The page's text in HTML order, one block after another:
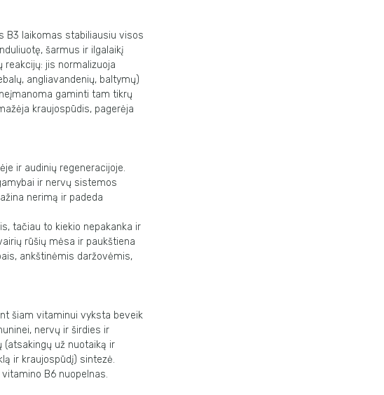
B3 laikomas stabiliausiu visos
šarmus ir ilgalaikį
jis normalizuoja
angliavandenių, baltymų)
gaminti tam tikrų
kraujospūdis, pagerėja
ir audinių regeneracijoje.
ir nervų sistemos
nerimą ir padeda
tačiau to kiekio nepakanka ir
rūšių mėsa ir paukštiena
ankštinėmis daržovėmis,
šiam vitaminui vyksta beveik
nervų ir širdies ir
už nuotaiką ir
ir kraujospūdį) sintezė.
B6 nuopelnas.